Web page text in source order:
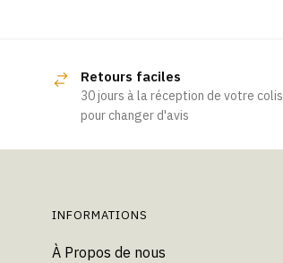
Retours faciles
30 jours à la réception de votre colis
pour changer d'avis
INFORMATIONS
À Propos de nous